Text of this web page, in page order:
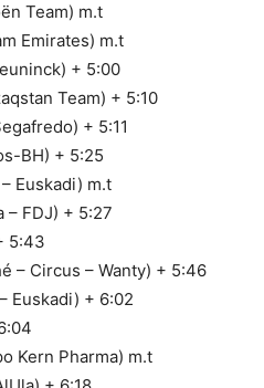
Team) m.t
Emirates) m.t
+ 5:00
Team) + 5:10
+ 5:11
BH) + 5:25
Euskadi) m.t
– FDJ) + 5:27
5:43
– Circus – Wanty) + 5:46
Euskadi) + 6:02
Kern Pharma) m.t